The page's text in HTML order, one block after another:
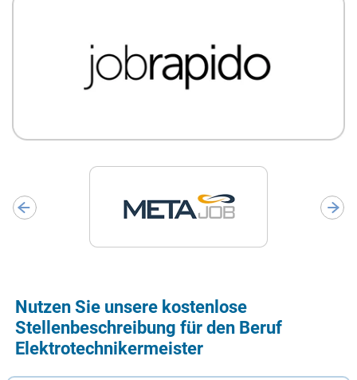
Nutzen Sie unsere kostenlose
Stellenbeschreibung für den Beruf
Elektrotechnikermeister